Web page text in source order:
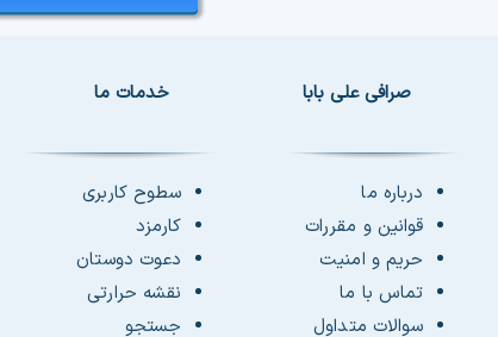
صرافی علی بابا
درباره ما
قوانین و مقررات
حریم و امنیت
تماس با ما
سوالات متداول
خدمات ما
سطوح کاربری
کارمزد
دعوت دوستان
نقشه حرارتی
جستجو